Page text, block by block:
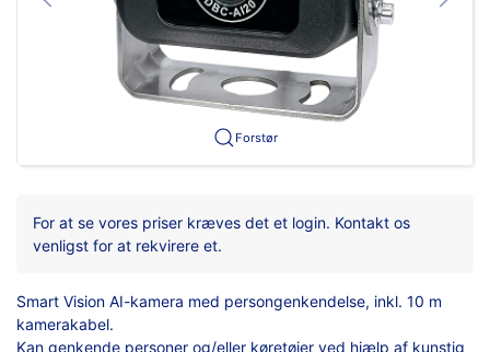
Forstør
For at se vores priser kræves det et login. Kontakt os
venligst for at rekvirere et.
Smart Vision AI-kamera med persongenkendelse, inkl. 10 m
kamerakabel.
Kan genkende personer og/eller køretøjer ved hjælp af kunstig